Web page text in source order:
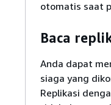
otomatis saat
Baca
Anda dapat
siaga yang
Replikasi